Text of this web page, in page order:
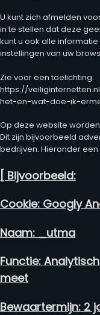
U kunt zich afmelden
in te stellen dat deze
kunt u ook alle
instellingen van uw
Zie voor een toelichting:
https://
het-en-wat-doe-ik-
Op deze website
Dit zijn bijvoorbeeld
bedrijven. Hieronder een
[ Bijvoorbeeld:
Cookie: Googly
Naam: _utma
Functie:
meet
Bewaartermijn: 2